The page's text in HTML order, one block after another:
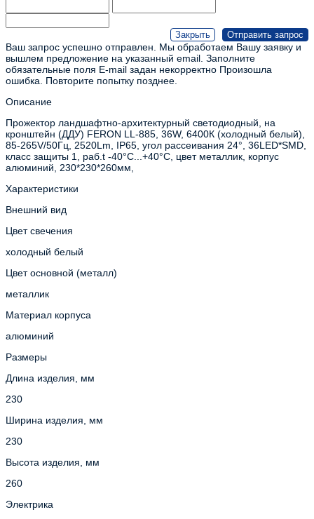
Ваш запрос успешно отправлен. Мы обработаем Вашу заявку и
вышлем предложение на указанный email. Заполните
обязательные поля E-mail задан некорректно Произошла
ошибка. Повторите попытку позднее.
Описание
Прожектор ландшафтно-архитектурный светодиодный, на
кронштейн (ДДУ) FERON LL-885, 36W, 6400К (холодный белый),
85-265V/50Гц, 2520Lm, IP65, угол рассеивания 24°, 36LED*SMD,
класс защиты 1, раб.t -40°C...+40°C, цвет металлик, корпус
алюминий, 230*230*260мм,
Характеристики
Внешний вид
Цвет свечения
холодный белый
Цвет основной (металл)
металлик
Материал корпуса
алюминий
Размеры
Длина изделия, мм
230
Ширина изделия, мм
230
Высота изделия, мм
260
Электрика